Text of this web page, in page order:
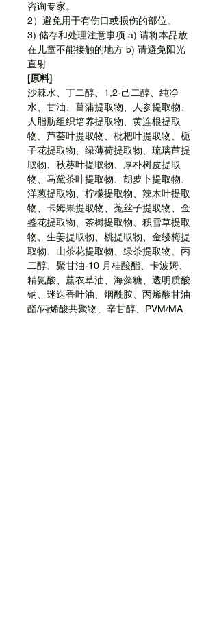
咨询专家。
2）避免用于有伤口或损伤的部位。
3) 储存和处理注意事项 a) 请将本品放
在儿童不能接触的地方 b) 请避免阳光
直射
[原料]
沙棘水、丁二醇、1,2-己二醇、纯净
水、甘油、菖蒲提取物、人参提取物、
人脂肪组织培养提取物、黄连根提取
物、芦荟叶提取物、枇杷叶提取物、栀
子花提取物、绿薄荷提取物、琉璃苣提
取物、秋葵叶提取物、厚朴树皮提取
物、马黛茶叶提取物、胡萝卜提取物、
洋葱提取物、柠檬提取物、辣木叶提取
物、卡姆果提取物、菟丝子提取物、金
盏花提取物、茶树提取物、积雪草提取
物、生姜提取物、桃提取物、金缕梅提
取物、山茶花提取物、绿茶提取物、丙
二醇、聚甘油-10 月桂酸酯、卡波姆、
精氨酸、薰衣草油、海藻糖、透明质酸
钠、迷迭香叶油、烟酰胺、丙烯酸甘油
酯/丙烯酸共聚物、辛甘醇、PVM/MA